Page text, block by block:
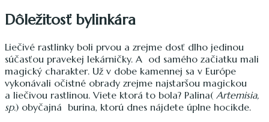
Dôležitosť bylinkára
Liečivé rastlinky boli prvou a zrejme dosť dlho jedinou
súčasťou pravekej lekárničky. A od samého začiatku mali
magický charakter. Už v dobe kamennej sa v Európe
vykonávali očistné obrady zrejme najstaršou magickou
a liečivou rastlinou. Viete ktorá to bola? Palina( Artemisia,
sp.) obyčajná burina, ktorú dnes nájdete úplne hocikde.